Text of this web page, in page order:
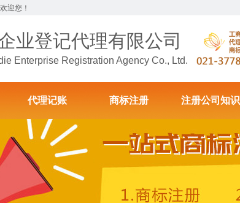
迎您！
业登记代理有限公司
Enterprise Registration Agency Co., Ltd.
代理记账 商标注册 注册公司知识